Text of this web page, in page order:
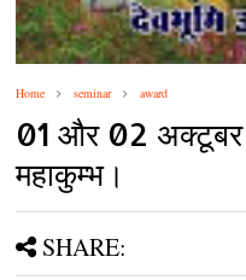
Home seminar award
01 और 02 अक्‍टूबर
महाकुम्‍भ।
SHARE: